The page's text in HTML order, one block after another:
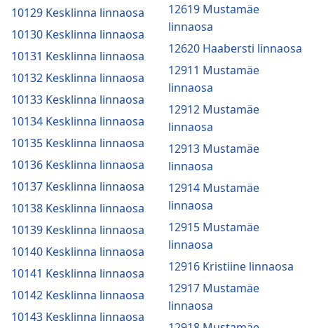
10129 Kesklinna linnaosa
10130 Kesklinna linnaosa
10131 Kesklinna linnaosa
10132 Kesklinna linnaosa
10133 Kesklinna linnaosa
10134 Kesklinna linnaosa
10135 Kesklinna linnaosa
10136 Kesklinna linnaosa
10137 Kesklinna linnaosa
10138 Kesklinna linnaosa
10139 Kesklinna linnaosa
10140 Kesklinna linnaosa
10141 Kesklinna linnaosa
10142 Kesklinna linnaosa
10143 Kesklinna linnaosa
12619 Mustamäe
linnaosa
12620 Haabersti linnaosa
12911 Mustamäe
linnaosa
12912 Mustamäe
linnaosa
12913 Mustamäe
linnaosa
12914 Mustamäe
linnaosa
12915 Mustamäe
linnaosa
12916 Kristiine linnaosa
12917 Mustamäe
linnaosa